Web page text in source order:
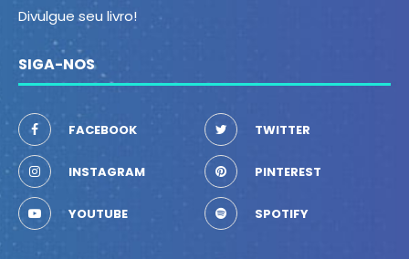
Divulgue seu livro!
SIGA-NOS
FACEBOOK TWITTER
INSTAGRAM PINTEREST
YOUTUBE SPOTIFY